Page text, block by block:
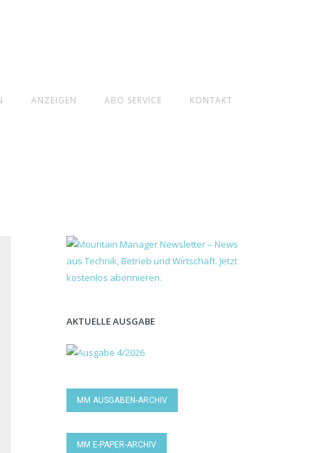
ANZEIGEN ABO SERVICE KONTAKT
AKTUELLE AUSGABE
MM AUSGABEN-ARCHIV
MM E-PAPER-ARCHIV